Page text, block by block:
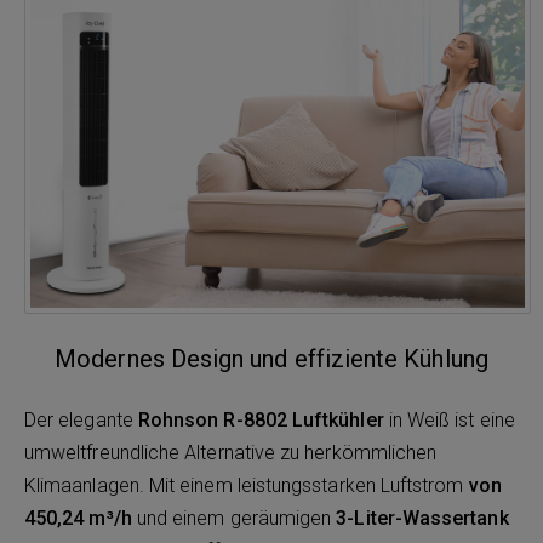
Modernes Design und effiziente Kühlung
Der elegante Rohnson R-8802 Luftkühlerin Weiß ist eine
umweltfreundliche Alternative zu herkömmlichen
Klimaanlagen. Mit einem leistungsstarken Luftstrom von
450,24 m³/h und einem geräumigen3-Liter-Wassertank